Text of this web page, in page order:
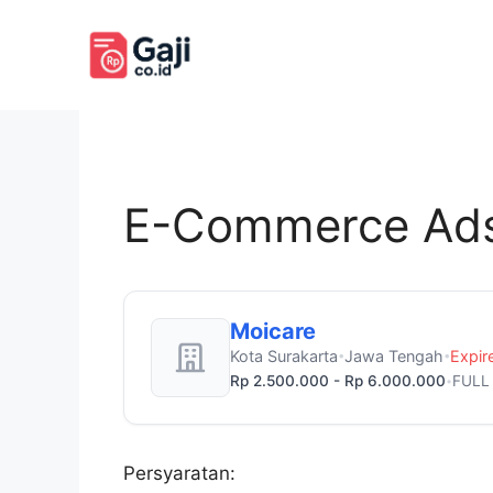
E-Commerce
Moicare
Kota Surakarta•Jawa Tengah•
Rp 2.500.000 - Rp 6.000.000 •
Persyaratan: